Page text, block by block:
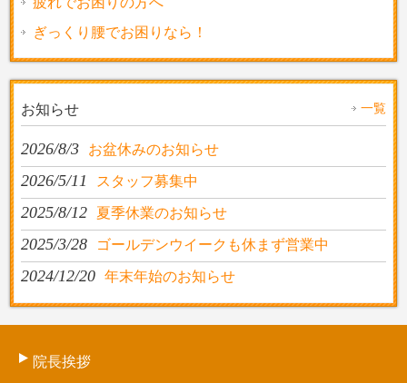
ぎっくり腰でお困りなら！
お知らせ 一覧
2026/8/3 お盆休みのお知らせ
2026/5/11 スタッフ募集中
2025/8/12 夏季休業のお知らせ
2025/3/28 ゴールデンウイークも休まず営業中
2024/12/20 年末年始のお知らせ
院長挨拶